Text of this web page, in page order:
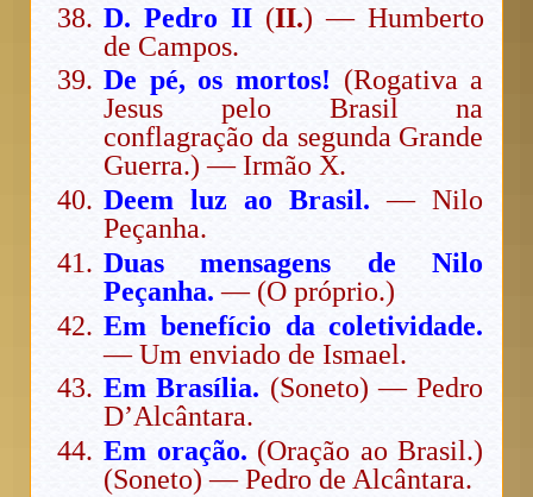
D. Pedro II(II.) — Humberto
de Campos.
De pé, os mortos! (Rogativa a
Jesus pelo Brasil na
conflagração da segunda Grande
Guerra.) — Irmão X.
Deem luz ao Brasil. — Nilo
Peçanha.
Duas mensagens de Nilo
Peçanha. — (O próprio.)
Em benefício da coletividade.
— Um enviado de Ismael.
Em Brasília. (Soneto) — Pedro
D’Alcântara.
Em oração. (Oração ao Brasil.)
(Soneto) — Pedro de Alcântara.